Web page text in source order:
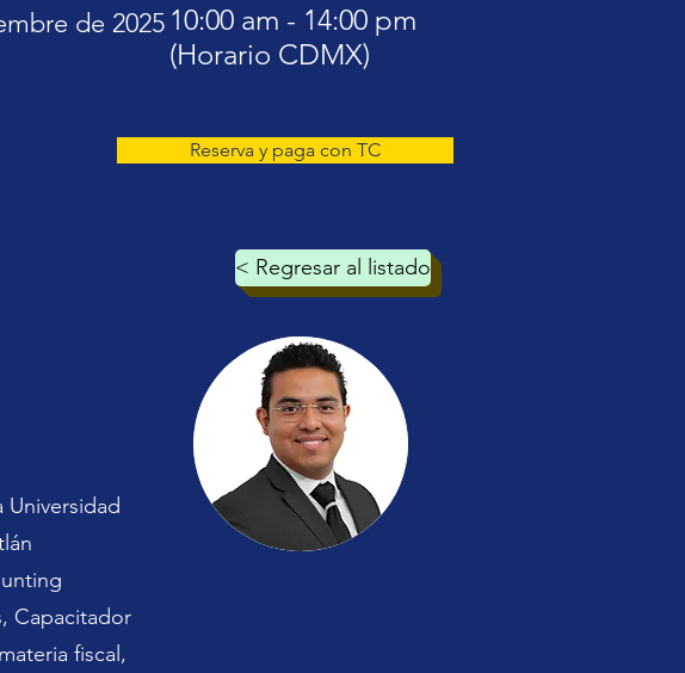
10:00 am - 14:00 pm
(Horario CDMX)
de 2025
Reserva y paga con TC
< Regresar al listado
Capacitador
fiscal,